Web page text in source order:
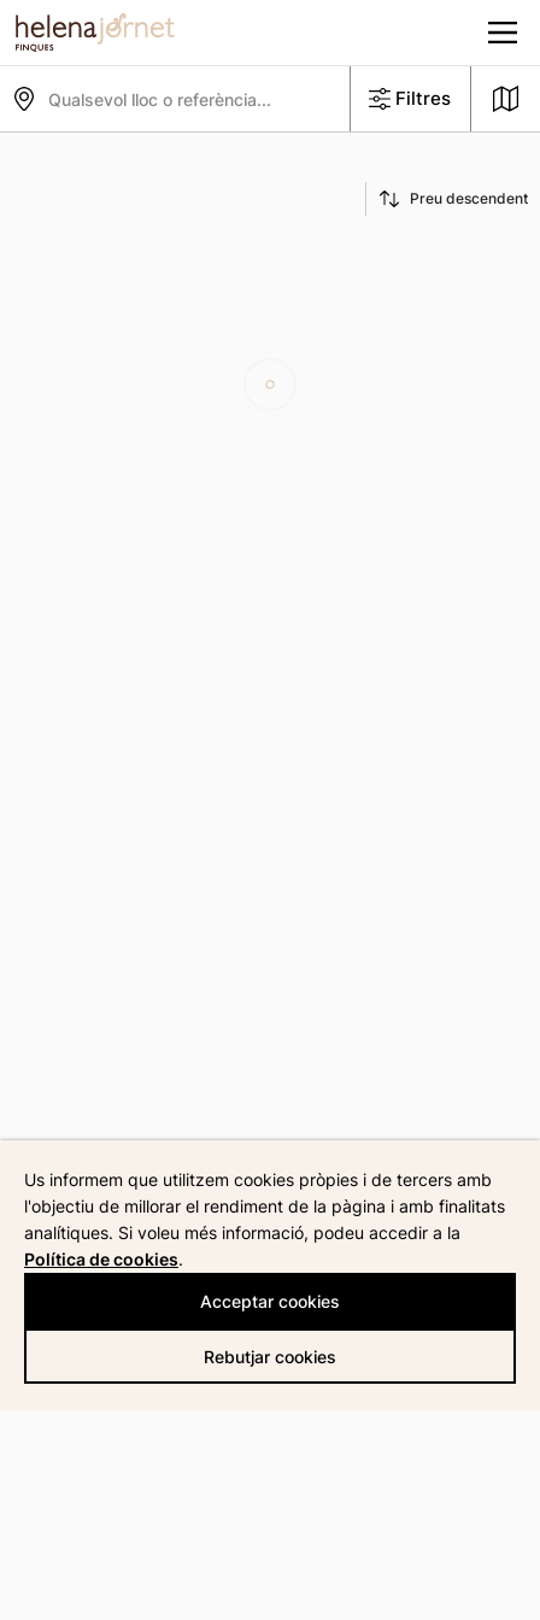
Qualsevol lloc o referència... Filtres
Us informem que utilitzem cookies pròpies i de tercers amb
l'objectiu de millorar el rendiment de la pàgina i amb finalitats
analítiques. Si voleu més informació, podeu accedir a la
Política de cookies.
Acceptar cookies
Rebutjar cookies